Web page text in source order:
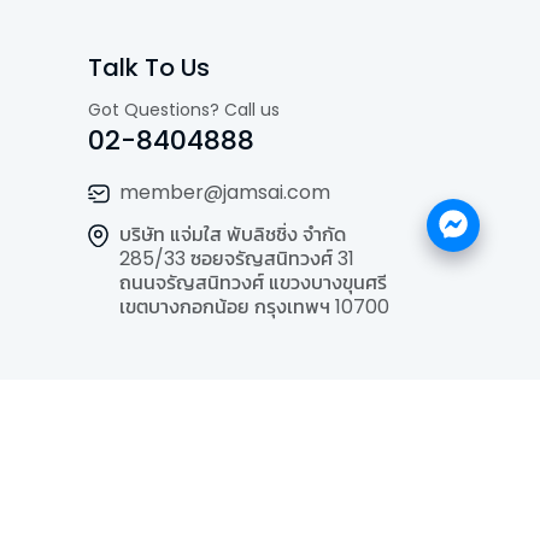
Talk To Us
Got Questions? Call us
02-8404888
member@jamsai.com
บริษัท แจ่มใส พับลิชชิ่ง จำกัด
285/33 ซอยจรัญสนิทวงศ์ 31
ถนนจรัญสนิทวงศ์ แขวงบางขุนศรี
เขตบางกอกน้อย กรุงเทพฯ 10700